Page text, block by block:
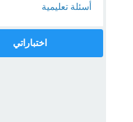
أسئلة تعليمية
اختباراتي